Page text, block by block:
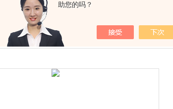
助您的吗？
我的位置：